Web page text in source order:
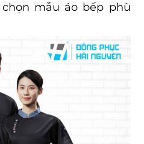
mẫu áo bếp phù